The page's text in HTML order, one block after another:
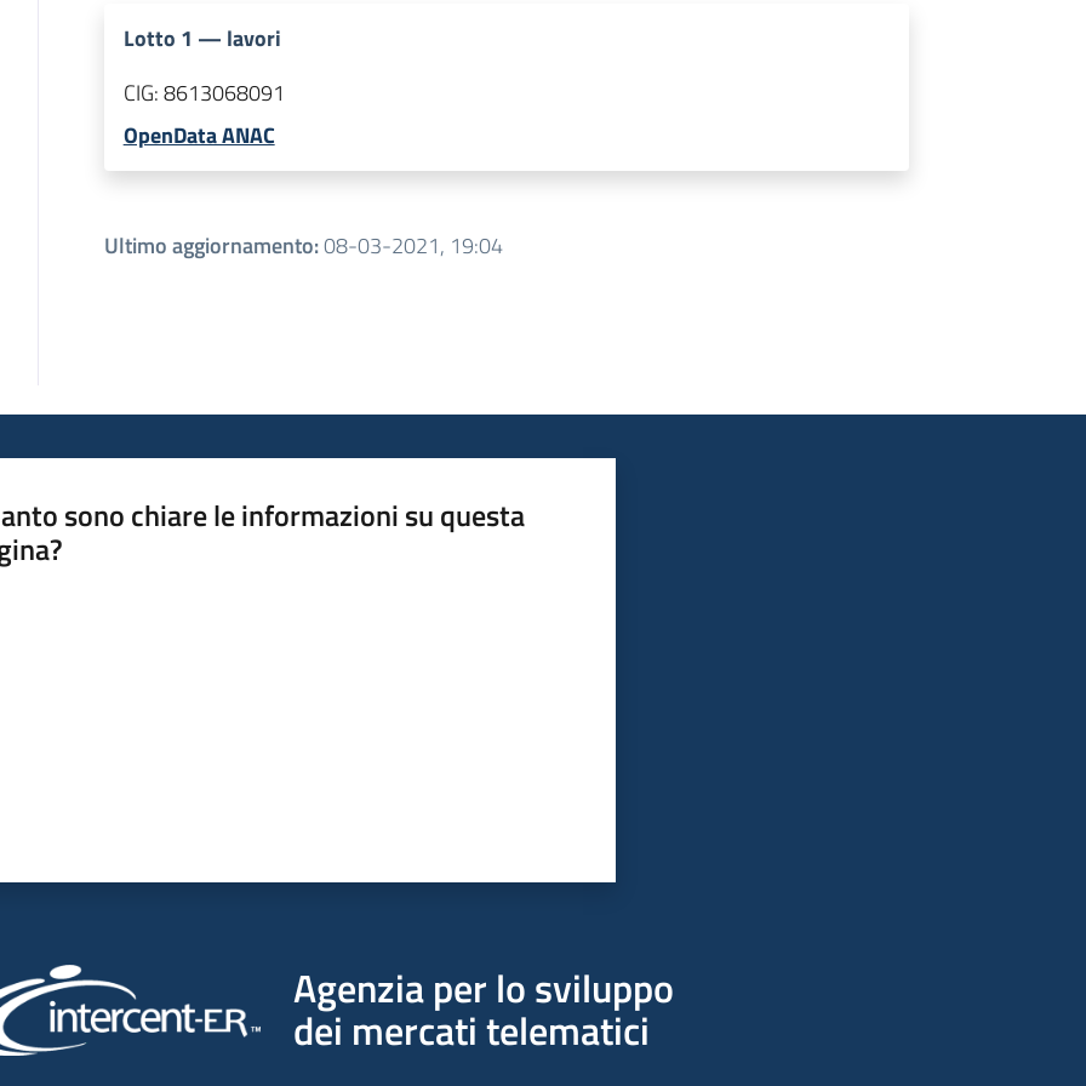
Lotto 1 — lavori
CIG:8613068091
OpenData ANAC
Ultimo aggiornamento:08-03-2021, 19:04
sono chiare le informazioni su questa
Agenzia per lo sviluppo
dei mercati telematici